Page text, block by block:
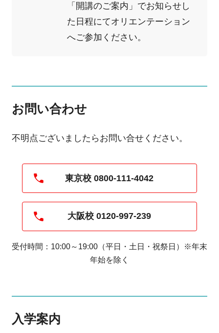
「開講のご案内」でお知らせし
た日程にてオリエンテーション
へご参加ください。
お問い合わせ
不明点ございましたらお問い合せください。
東京校 0800-111-4042
大阪校 0120‐997‐239
受付時間：10:00～19:00（平日・土日・祝祭日）※年末
年始を除く
入学案内